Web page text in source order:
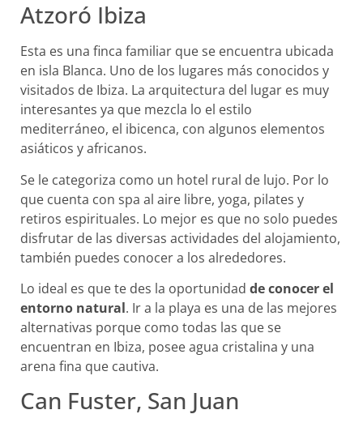
Atzoró Ibiza
Esta es una finca familiar que se encuentra ubicada
en isla Blanca. Uno de los lugares más conocidos y
visitados de Ibiza. La arquitectura del lugar es muy
interesantes ya que mezcla lo el estilo
mediterráneo, el ibicenca, con algunos elementos
asiáticos y africanos.
Se le categoriza como un hotel rural de lujo. Por lo
que cuenta con spa al aire libre, yoga, pilates y
retiros espirituales. Lo mejor es que no solo puedes
disfrutar de las diversas actividades del alojamiento,
también puedes conocer a los alrededores.
Lo ideal es que te des la oportunidad de conocer el
entorno natural. Ir a la playa es una de las mejores
alternativas porque como todas las que se
encuentran en Ibiza, posee agua cristalina y una
arena fina que cautiva.
Can Fuster, San Juan